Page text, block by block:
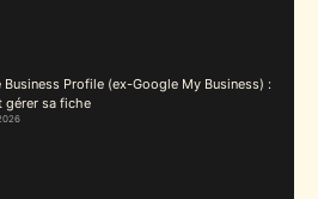
Business Profile (ex-Google My Business) :
gérer sa fiche